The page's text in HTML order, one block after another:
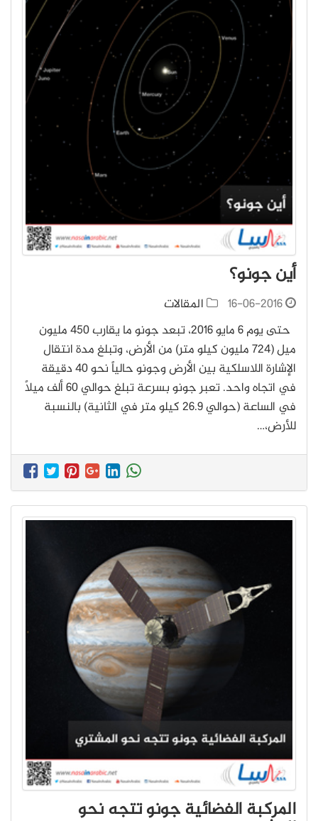
أين جونو؟
16-06-2016
المقالات
حتى يوم 6 مايو 2016، تبعد جونو ما يقارب 450 مليون
ميل (724 مليون كيلو متر) من الأرض، وتبلغ مدة انتقال
الإشارة اللاسلكية بين الأرض وجونو حالياً نحو 40 دقيقة
في اتجاه واحد. تعبر جونو بسرعة تبلغ حوالي 60 ألف ميلاً
في الساعة (حوالي 26.9 كيلو متر في الثانية) بالنسبة
للأرض،…
المركبة الفضائية جونو تتجه نحو